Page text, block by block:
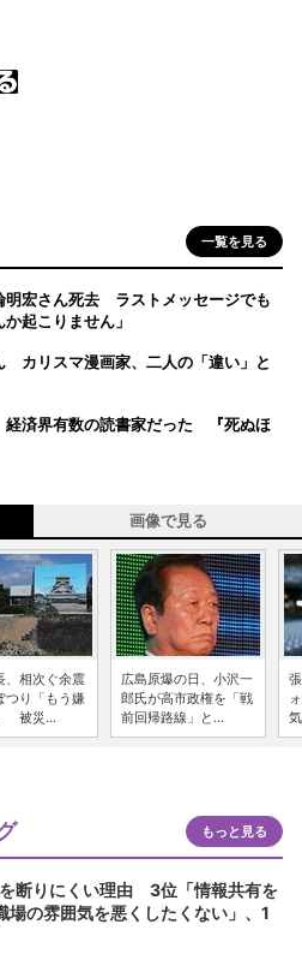
一覧を見る
明宏さん死去 ラストメッセージでも
起こりません」
カリスマ漫画家、二人の「違い」と
経済界有数の読書家だった 『死ぬほ
画像で見る
、相次ぐ余震
つり「もう嫌
被災...
広島原爆の日、小沢一
郎氏が高市政権を「戦
前回帰路線」と...
もっと見る
を断りにくい理由 3位「情報共有を
場の雰囲気を悪くしたくない」、1